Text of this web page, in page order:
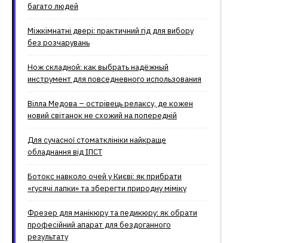
багато людей
Міжкімнатні двері: практичний гід для вибору
без розчарувань
Нож складной: как выбрать надёжный
инструмент для повседневного использования
Вілла Медова – острівець релаксу, де кожен
новий світанок не схожий на попередній
Для сучасної стоматклініки найкраще
обладнання від ІПСТ
Ботокс навколо очей у Києві: як прибрати
«гусячі лапки» та зберегти природну міміку
Фрезер для манікюру та педикюру: як обрати
професійний апарат для бездоганного
результату